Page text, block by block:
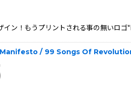
イン！もうプリントされる事の無いロ
/ 99 Songs Of Revolution